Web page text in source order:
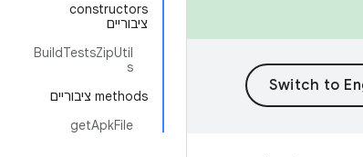
‫constructors
ציבוריים
BuildTestsZipUtil
s
‫methods ציבוריים
getApkFile